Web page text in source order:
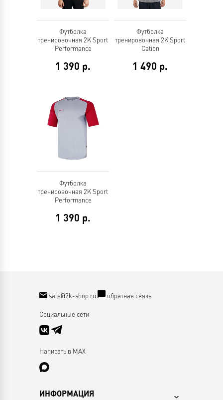
Футболка
тренировочная 2K Sport
Performance
1 390 р.
Футболка
тренировочная 2K Sport
Cation
1 490 р.
Футболка
тренировочная 2K Sport
Performance
1 390 р.
sale@2k-shop.ru обратная связь
Социальные сети
Написать в MAX
ИНФОРМАЦИЯ